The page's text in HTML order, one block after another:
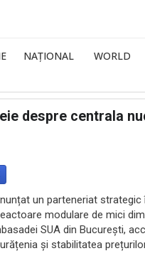
NAȚIONAL WORLD
despre centrala
un parteneriat
modulare de mici
SUA din București,
și stabilitatea